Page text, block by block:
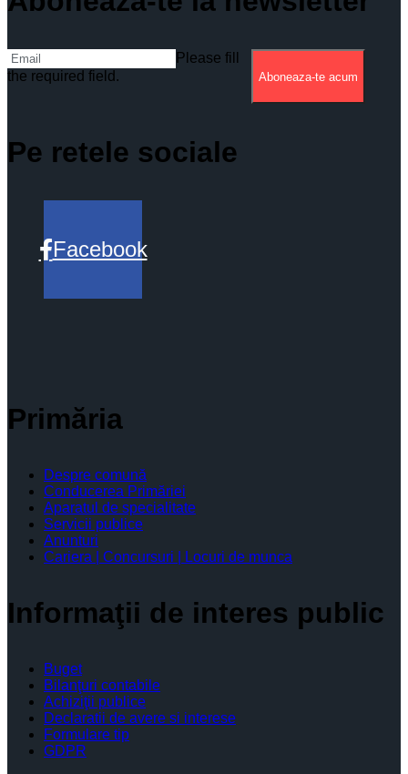
Please fill
the required field.
Aboneaza-te acum
Pe retele sociale
Facebook
Primăria
Despre comună
Conducerea Primăriei
Aparatul de specialitate
Servicii publice
Anunturi
Cariera | Concursuri | Locuri de munca
Informaţii de interes public
Buget
Bilanţuri contabile
Achiziţii publice
Declaratii de avere si interese
Formulare tip
GDPR